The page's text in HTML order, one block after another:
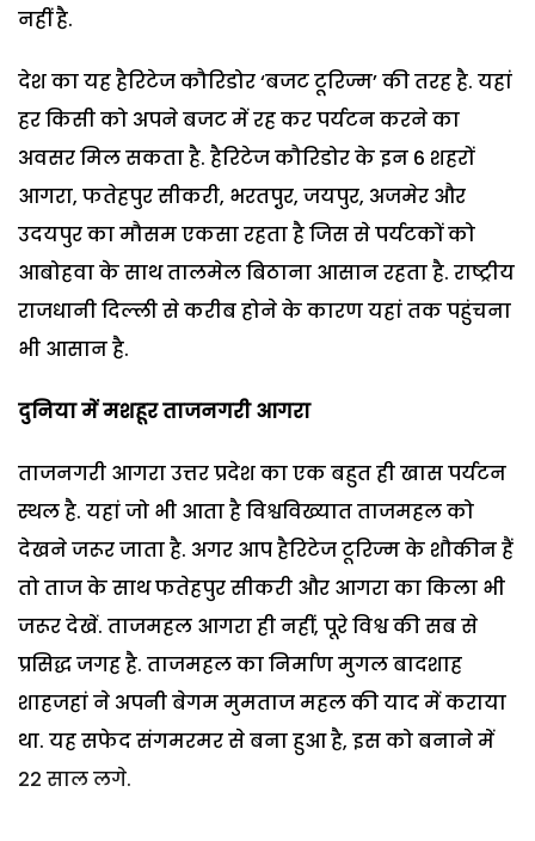
नहीं है.
देश का यह हैरिटेज कौरिडोर ‘बजट टूरिज्म’ की तरह है. यहां
हर किसी को अपने बजट में रह कर पर्यटन करने का
अवसर मिल सकता है. हैरिटेज कौरिडोर के इन 6 शहरों
आगरा, फतेहपुर सीकरी, भरतपु़र, जयपुर, अजमेर और
उदयपुर का मौसम एकसा रहता है जिस से पर्यटकों को
आबोहवा के साथ तालमेल बिठाना आसान रहता है. राष्ट्रीय
राजधानी दिल्ली से करीब होने के कारण यहां तक पहुंचना
भी आसान है.
दुनिया में मशहूर ताजनगरी आगरा
ताजनगरी आगरा उत्तर प्रदेश का एक बहुत ही खास पर्यटन
स्थल है. यहां जो भी आता है विश्वविख्यात ताजमहल को
देखने जरूर जाता है. अगर आप हैरिटेज टूरिज्म के शौकीन हैं
तो ताज के साथ फतेहपुर सीकरी और आगरा का किला भी
जरूर देखें. ताजमहल आगरा ही नहीं, पूरे विश्व की सब से
प्रसिद्ध जगह है. ताजमहल का निर्माण मुगल बादशाह
शाहजहां ने अपनी बेगम मुमताज महल की याद में कराया
था. यह सफेद संगमरमर से बना हुआ है, इस को बनाने में
22 साल लगे.